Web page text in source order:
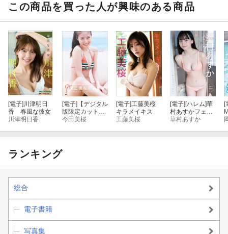
この商品を買った人が興味のある商品
[電子]川津明日
香 春風な彼女
川津明日香
[電子] 【デジタル
版限定カット付
き】今田美桜写
今田美桜
[電子]工藤美桜
キラメイキス
工藤美桜
[電子][ハレム]華
村あすかフェチ
グラビア「ふた
華村あすか
[
ランキング
総合
電子書籍
写真集